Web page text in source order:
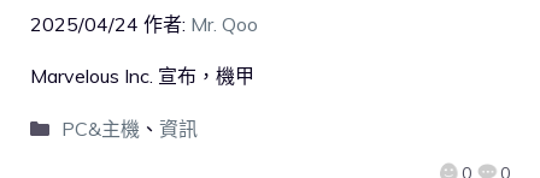
2025/04/24 作者: Mr. Qoo
0 0
Marvelous Inc. 宣布，機甲
PC&主機、 資訊